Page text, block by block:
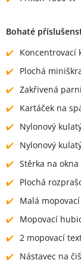
Bohaté
Koncentrovací
Plochá
Zakřivená
Kartáček na
Nylonový
Nylonový
Stěrka na
Plochá
Malá
Mopovací
2 mopovací
Nástavec na